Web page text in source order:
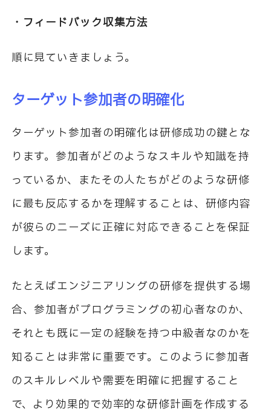
・フィードバック収集方法
順に見ていきましょう。
ターゲット参加者の明確化
ターゲット参加者の明確化は研修成功の鍵とな
ります。参加者がどのようなスキルや知識を持
っているか、またその人たちがどのような研修
に最も反応するかを理解することは、研修内容
が彼らのニーズに正確に対応できることを保証
します。
たとえばエンジニアリングの研修を提供する場
合、参加者がプログラミングの初心者なのか、
それとも既に一定の経験を持つ中級者なのかを
知ることは非常に重要です。このように参加者
のスキルレベルや需要を明確に把握すること
で、より効果的で効率的な研修計画を作成する